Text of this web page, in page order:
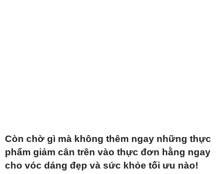
Còn chờ gì mà không thêm ngay những thực
phẩm giảm cân trên vào thực đơn hằng ngay
cho vóc dáng đẹp và sức khỏe tối ưu nào!